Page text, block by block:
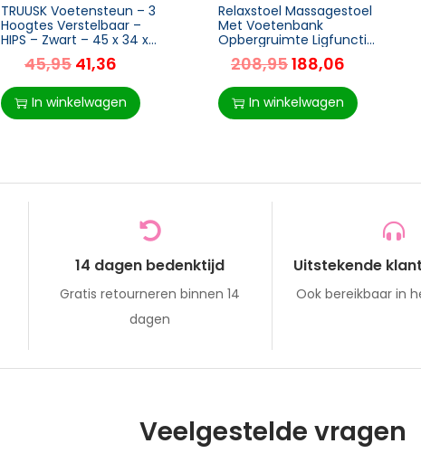
TRUUSK Voetensteun – 3
Hoogtes Verstelbaar –
HIPS – Zwart – 45 x 34 x
(10-16.5) cm
45,95 41,36
In winkelwagen
Relaxstoel Massagestoel
Met Voetenbank
Opbergruimte Ligfunctie
TV-stoel Met
Massagefunctie TV-stoel
Ligstoel, Met Houten Poot
Helling 145° Polyester
Donkergrijs 80 X 86 X 99
208,95188,06
In winkelwagen
14 dagen bedenktijd
Gratis retourneren binnen 14
dagen
Uitstekende
Ook bereikbaar in
Veelgestelde vragen